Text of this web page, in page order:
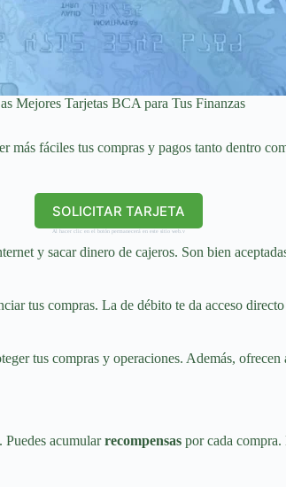
Mejores Tarjetas BCA para Tus Finanzas
fáciles tus compras y pagos tanto dentro
SOLICITAR TARJETA
Al hacer clic en el botón permanecerá en este sitio web.v
y sacar dinero de cajeros. Son bien
tus compras. La de débito te da acceso
tus compras y operaciones. Además, ofrecen
Puedes acumularrecompensas por cada compra.